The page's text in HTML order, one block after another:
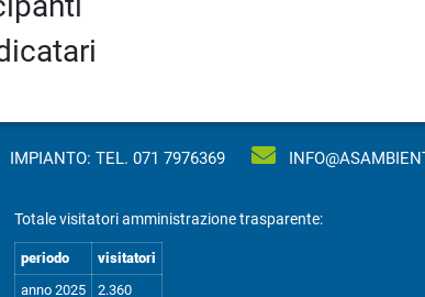
IMPIANTO: TEL. 071 7976369
Totale visitatori amministrazione trasparente:
periodo
visitatori
anno 2025
2.360